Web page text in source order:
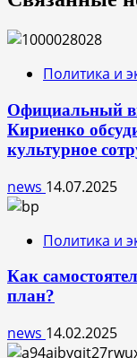
Политика и
Официальный
Кириенко
культурное
news 14.07.2025
Политика и
Как
план?
news 14.02.2025